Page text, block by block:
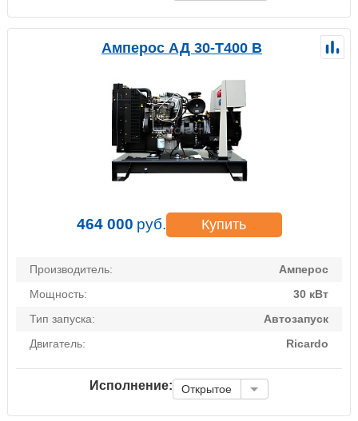
Амперос АД 30-Т400 B
464 000 руб. Купить
Производитель:
Амперос
Мощность:
30 кВт
Тип запуска:
Автозапуск
Двигатель:
Ricardo
Исполнение: Открытое